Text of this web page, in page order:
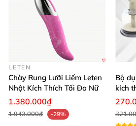
LETEN
Chày Rung Lưỡi Liếm Leten
Nhật Kích Thích Tối Đa Nữ
1.380.000₫
1.943.000₫ -29%
Bộ
kích
hút